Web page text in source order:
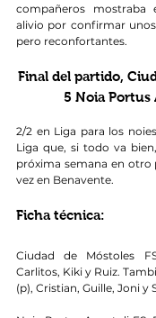
compañeros mostraba
alivio por confirmar
pero reconfortantes.
Final del partido,
5 Noia Portus
2/2 en Liga para los
Liga que, si todo va
próxima semana en otro
vez en Benavente.
Ficha técnica:
Ciudad de Móstoles
Carlitos, Kiki y Ruiz.
(p), Cristian, Guille, Joni y